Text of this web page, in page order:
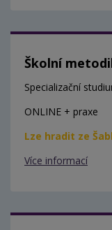
Školní
Specializační
ONLINE + praxe
Lze hradit ze
Více informací